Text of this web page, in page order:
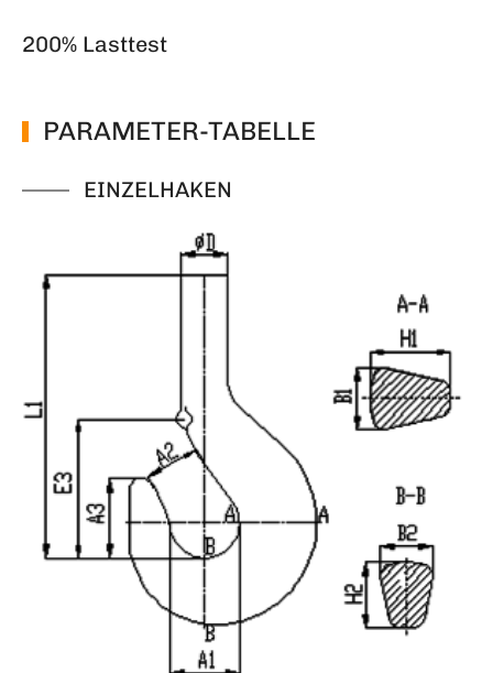
200% Lasttest
PARAMETER-TABELLE
EINZELHAKEN